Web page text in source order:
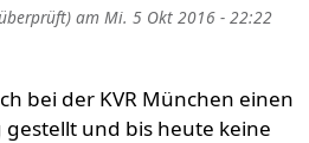
am Mi. 5 Okt 2016 - 22:22
bei der KVR München einen
und bis heute keine